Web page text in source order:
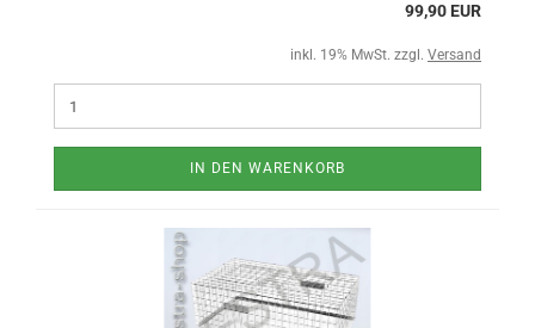
99,90 EUR
inkl. 19% MwSt. zzgl. Versand
IN DEN WARENKORB